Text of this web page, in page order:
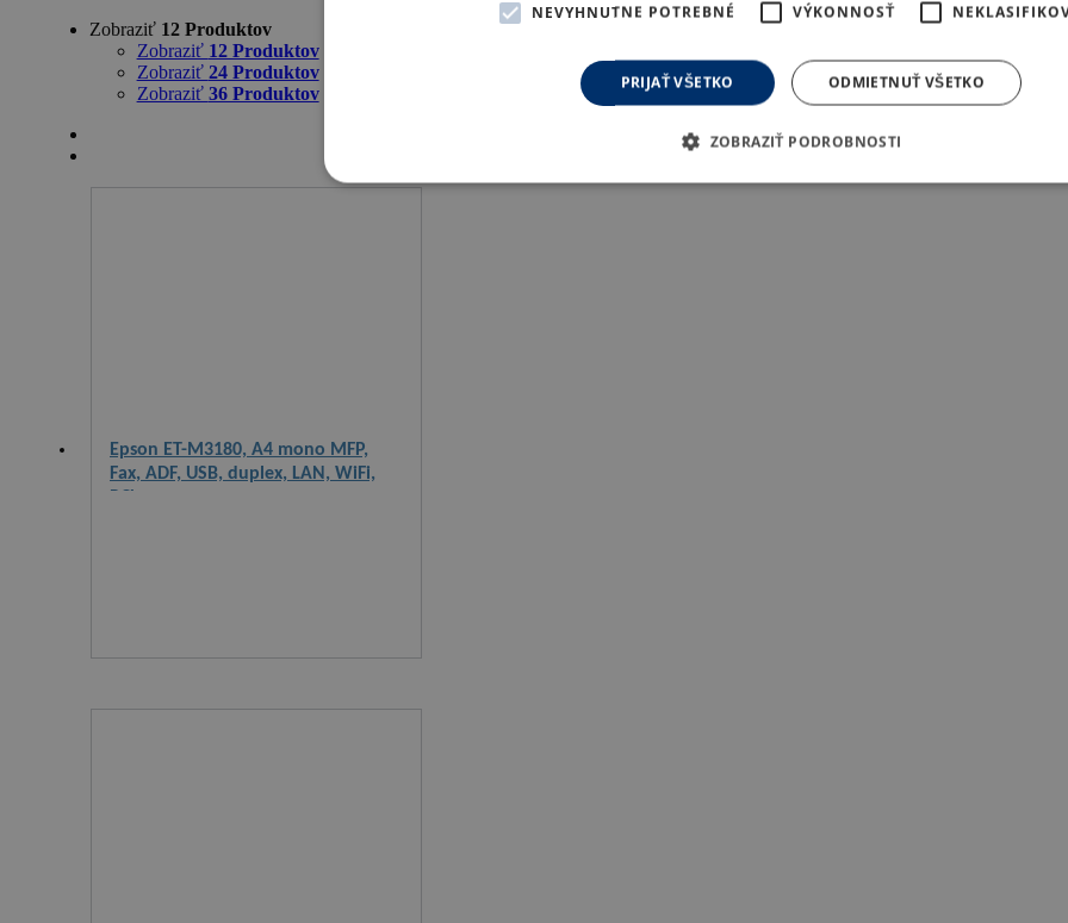
Zobraziť 12 Produktov
Zobraziť 12 Produktov
Zobraziť 24 Produktov
Zobraziť 36 Produktov
Epson ET-M3180, A4 mono MFP,
Fax, ADF, USB, duplex, LAN, WiFi,
NEVYHNUTNE POTREBNÉ VÝKONNOSŤ
PRIJAŤ VŠETKO ODMIETNUŤ VŠETKO
ZOBRAZIŤ PODROBNOSTI